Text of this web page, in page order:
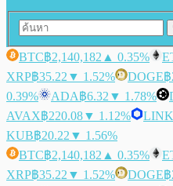
BTC฿2,140,182 ▲ 0.35%
XRP฿35.22 ▼ 1.52% DOGE฿
0.39%
ADA฿6.32 ▼ 1.78%
AVAX฿220.08▼ 1.12% LINK
KUB฿20.22 ▼ 1.56%
BTC฿2,140,182 ▲ 0.35%
XRP฿35.22 ▼ 1.52% DOGE฿